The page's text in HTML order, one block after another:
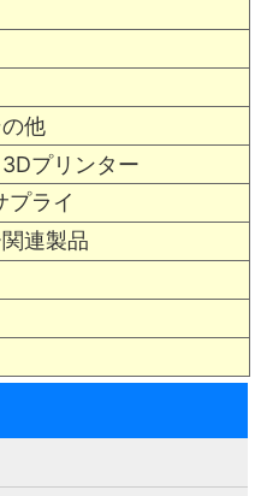
他
プリンター
プライ
連製品